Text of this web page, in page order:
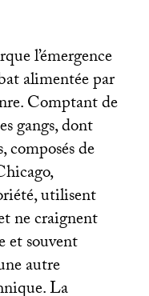
l’émergence
alimentée par
Comptant de
gangs, dont
de
utilisent
ne craignent
et souvent
autre